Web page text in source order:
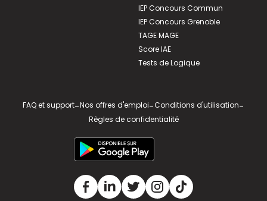
IEP Concours Commun
IEP Concours Grenoble
TAGE MAGE
Score IAE
Tests de Logique
FAQ et support-Nos offres d'emploi-Conditions d'utilisation-
Règles de confidentialité